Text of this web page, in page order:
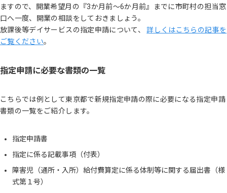
ますので、開業希望月の『3か月前〜6か月前』までに市町村の担当窓
口へ一度、開業の相談をしておきましょう。
放課後等デイサービスの指定申請について、詳しくはこちらの記事を
ご覧ください。
指定申請に必要な書類の一覧
こちらでは例として東京都で新規指定申請の際に必要になる指定申請
書類の一覧をご紹介します。
指定申請書
指定に係る記載事項（付表）
障害児（通所・入所）給付費算定に係る体制等に関する届出書（様
式第１号）